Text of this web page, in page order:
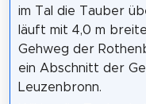
im Tal die Tauber
läuft mit 4,0 m
Gehweg der
ein Abschnitt der
Leuzenbronn.